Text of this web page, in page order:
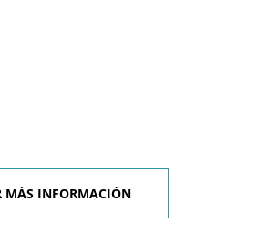
MÁS INFORMACIÓN